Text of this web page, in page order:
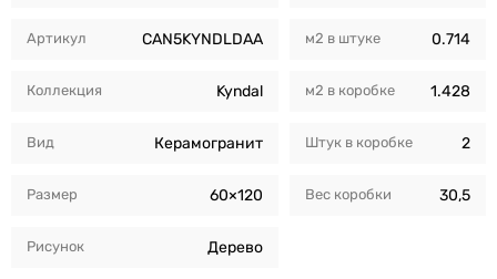
Артикул CAN5KYNDLDAA
Коллекция Kyndal
Вид Керамогранит
Размер 60×120
Рисунок Дерево
м2 в штуке 0.714
м2 в коробкe 1.428
Штук в коробкe 2
Вес коробки 30,5